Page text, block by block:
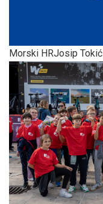
Morski HRJosip Tokić